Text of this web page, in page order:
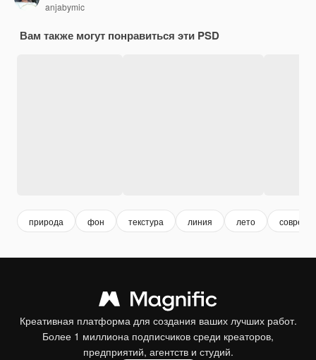
anjabymic
Вам также могут понравиться эти PSD
природа фон текстура линия лето
Креативная платформа для создания ваших лучших работ.
Более 1 миллиона подписчиков среди креаторов,
предприятий, агентств и студий.